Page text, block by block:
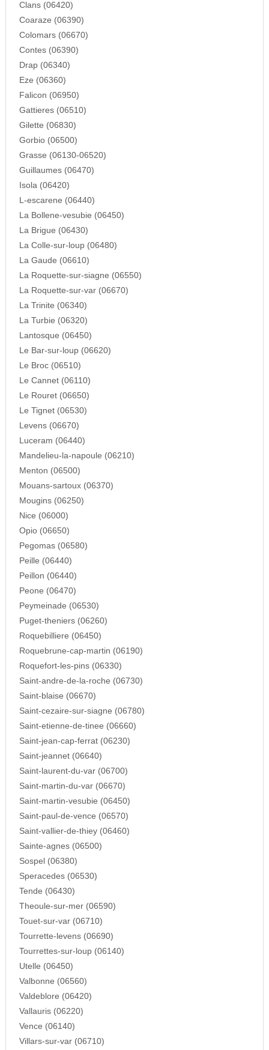
Clans (06420)
Coaraze (06390)
Colomars (06670)
Contes (06390)
Drap (06340)
Eze (06360)
Falicon (06950)
Gattieres (06510)
Gilette (06830)
Gorbio (06500)
Grasse (06130-06520)
Guillaumes (06470)
Isola (06420)
L-escarene (06440)
La Bollene-vesubie (06450)
La Brigue (06430)
La Colle-sur-loup (06480)
La Gaude (06610)
La Roquette-sur-siagne (06550)
La Roquette-sur-var (06670)
La Trinite (06340)
La Turbie (06320)
Lantosque (06450)
Le Bar-sur-loup (06620)
Le Broc (06510)
Le Cannet (06110)
Le Rouret (06650)
Le Tignet (06530)
Levens (06670)
Luceram (06440)
Mandelieu-la-napoule (06210)
Menton (06500)
Mouans-sartoux (06370)
Mougins (06250)
Nice (06000)
Opio (06650)
Pegomas (06580)
Peille (06440)
Peillon (06440)
Peone (06470)
Peymeinade (06530)
Puget-theniers (06260)
Roquebilliere (06450)
Roquebrune-cap-martin (06190)
Roquefort-les-pins (06330)
Saint-andre-de-la-roche (06730)
Saint-blaise (06670)
Saint-cezaire-sur-siagne (06780)
Saint-etienne-de-tinee (06660)
Saint-jean-cap-ferrat (06230)
Saint-jeannet (06640)
Saint-laurent-du-var (06700)
Saint-martin-du-var (06670)
Saint-martin-vesubie (06450)
Saint-paul-de-vence (06570)
Saint-vallier-de-thiey (06460)
Sainte-agnes (06500)
Sospel (06380)
Speracedes (06530)
Tende (06430)
Theoule-sur-mer (06590)
Touet-sur-var (06710)
Tourrette-levens (06690)
Tourrettes-sur-loup (06140)
Utelle (06450)
Valbonne (06560)
Valdeblore (06420)
Vallauris (06220)
Vence (06140)
Villars-sur-var (06710)